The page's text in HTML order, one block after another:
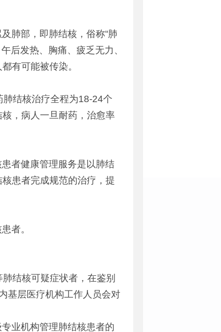
肺部，即肺结核，俗称“肺
后发热、胸痛、疲乏无力、
有可能被传染。
结核治疗全程为18-24个
，病人一旦耐药，治愈率
者健康管理服务是以肺结
患者完成规范的治疗，提
者。
结核可疑症状者，在鉴别
基层医疗机构工作人员会对
业机构管理肺结核患者的